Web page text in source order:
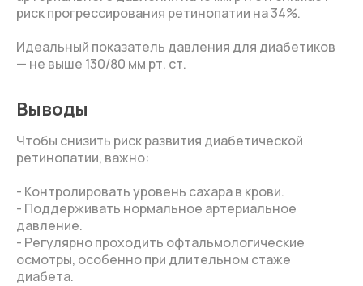
риск прогрессирования ретинопатии на 34%.
Идеальный показатель давления для диабетиков
— не выше 130/80 мм рт. ст.
Выводы
Чтобы снизить риск развития диабетической
ретинопатии, важно:
- Контролировать уровень сахара в крови.
- Поддерживать нормальное артериальное
давление.
- Регулярно проходить офтальмологические
осмотры, особенно при длительном стаже
диабета.